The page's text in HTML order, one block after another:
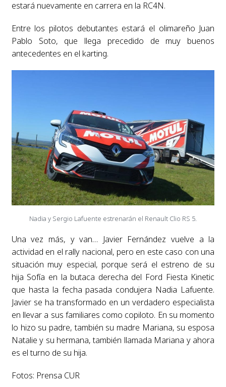
estará nuevamente en carrera en la RC4N.
Entre los pilotos debutantes estará el olimareño Juan
Pablo Soto, que llega precedido de muy buenos
antecedentes en el karting.
Nadia y Sergio Lafuente estrenarán el Renault Clio RS 5.
Una vez más, y van… Javier Fernández vuelve a la
actividad en el rally nacional, pero en este caso con una
situación muy especial, porque será el estreno de su
hija Sofía en la butaca derecha del Ford Fiesta Kinetic
que hasta la fecha pasada condujera Nadia Lafuente.
Javier se ha transformado en un verdadero especialista
en llevar a sus familiares como copiloto. En su momento
lo hizo su padre, también su madre Mariana, su esposa
Natalie y su hermana, también llamada Mariana y ahora
es el turno de su hija.
Fotos: Prensa CUR